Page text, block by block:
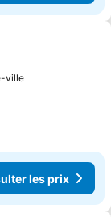
favoris
ville
les prix